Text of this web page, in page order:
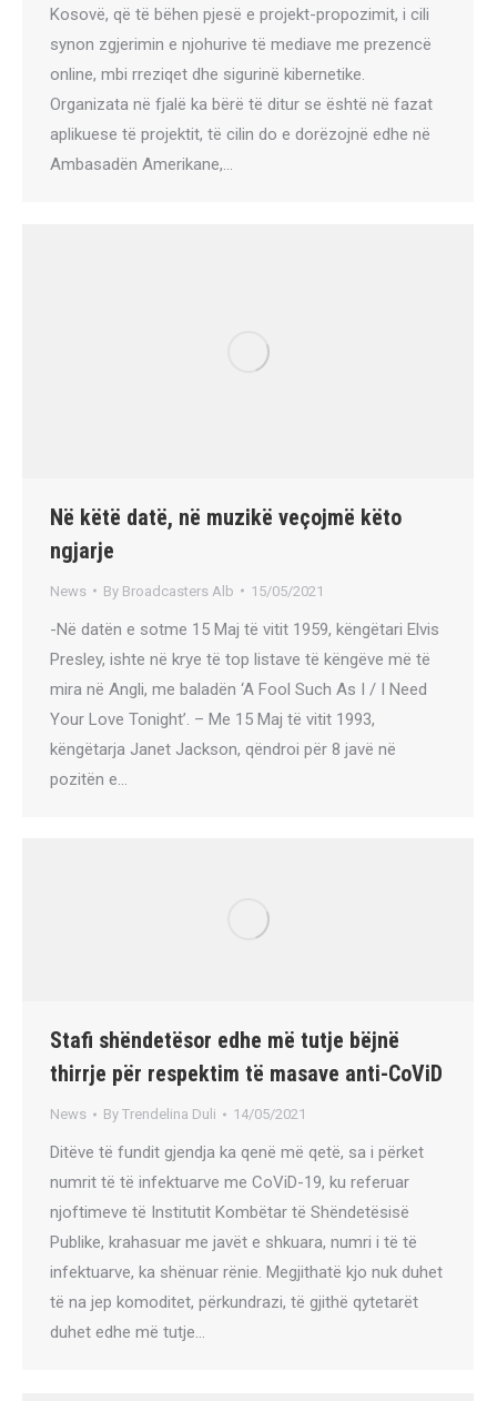
Kosovë, që të bëhen pjesë e projekt-propozimit, i cili
synon zgjerimin e njohurive të mediave me prezencë
online, mbi rreziqet dhe sigurinë kibernetike.
Organizata në fjalë ka bërë të ditur se është në fazat
aplikuese të projektit, të cilin do e dorëzojnë edhe në
Ambasadën Amerikane,…
Në këtë datë, në muzikë veçojmë këto
ngjarje
News By Broadcasters Alb 15/05/2021
-Në datën e sotme 15 Maj të vitit 1959, këngëtari Elvis
Presley, ishte në krye të top listave të këngëve më të
mira në Angli, me baladën ‘A Fool Such As I / I Need
Your Love Tonight’. – Me 15 Maj të vitit 1993,
këngëtarja Janet Jackson, qëndroi për 8 javë në
pozitën e…
Stafi shëndetësor edhe më tutje bëjnë
thirrje për respektim të masave anti-CoViD
News By Trendelina Duli 14/05/2021
Ditëve të fundit gjendja ka qenë më qetë, sa i përket
numrit të të infektuarve me CoViD-19, ku referuar
njoftimeve të Institutit Kombëtar të Shëndetësisë
Publike, krahasuar me javët e shkuara, numri i të të
infektuarve, ka shënuar rënie. Megjithatë kjo nuk duhet
të na jep komoditet, përkundrazi, të gjithë qytetarët
duhet edhe më tutje…